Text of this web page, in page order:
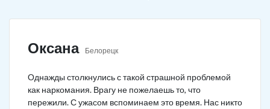
Оксана Белорецк
Однажды столкнулись с такой страшной проблемой
как наркомания. Врагу не пожелаешь то, что
пережили. С ужасом вспоминаем это время. Нас никто